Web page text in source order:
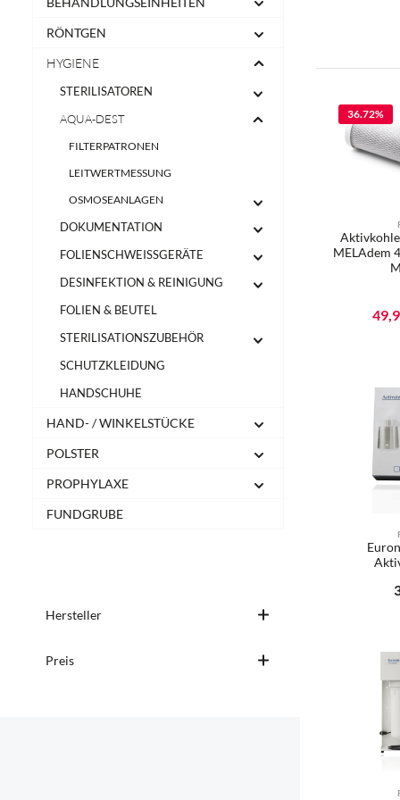
RÖNTGEN
HYGIENE
STERILISATOREN
AQUA-DEST
FILTERPATRONEN
LEITWERTMESSUNG
OSMOSEANLAGEN
DOKUMENTATION
FOLIENSCHWEISSGERÄTE
DESINFEKTION & REINIGUNG
FOLIEN & BEUTEL
STERILISATIONSZUBEHÖR
SCHUTZKLEIDUNG
HANDSCHUHE
HAND- / WINKELSTÜCKE
POLSTER
PROPHYLAXE
FUNDGRUBE
Hersteller
Preis
36.72%
MELAdem